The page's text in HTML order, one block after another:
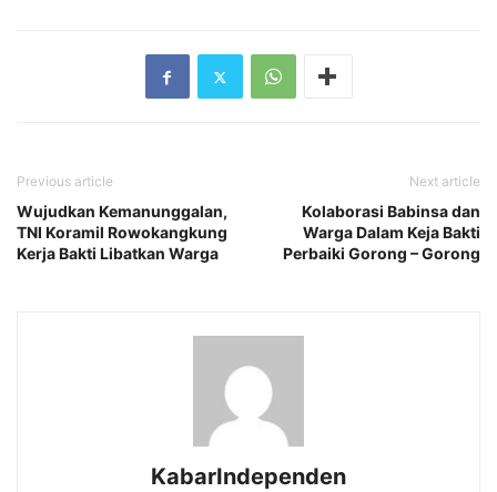
Previous article
Wujudkan Kemanunggalan,
TNI Koramil Rowokangkung
Kerja Bakti Libatkan Warga
Next article
Kolaborasi Babinsa dan
Warga Dalam Keja Bakti
Perbaiki Gorong – Gorong
KabarIndependen